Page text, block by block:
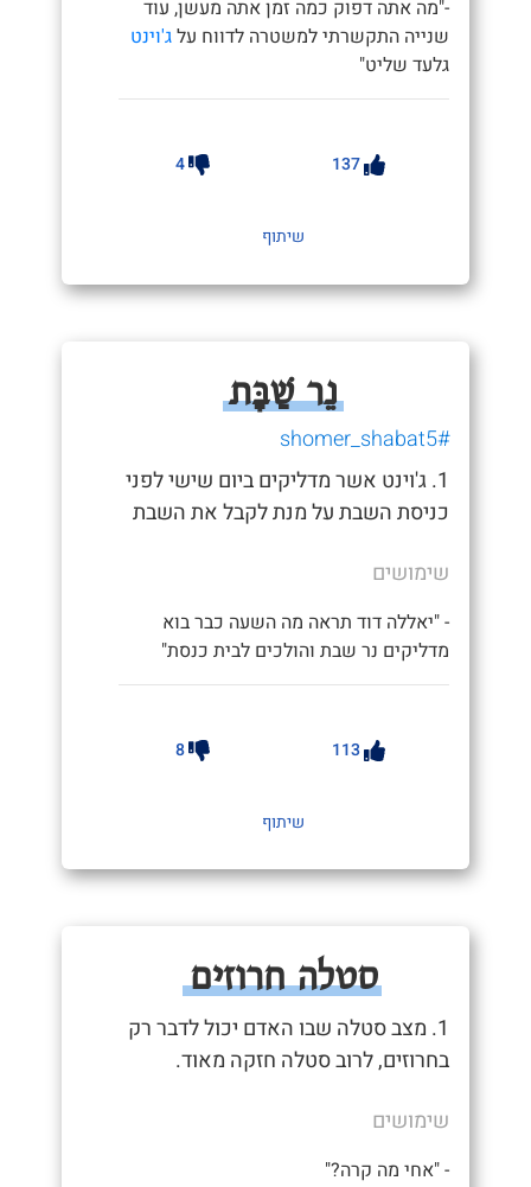
-"מה אתה דפוק כמה זמן אתה מעשן, עוד
שנייה התקשרתי למשטרה לדווח עלג'וינט
גלעד שליט"
137
4
שיתוף
נֵר שַׁבָּת
#shomer_shabat5
1. ג'וינט אשר מדליקים ביום שישי לפני
כניסת השבת על מנת לקבל את השבת
שימושים
- "יאללה דוד תראה מה השעה כבר בוא
מדליקים נר שבת והולכים לבית כנסת"
113
8
שיתוף
סטלה חרוזים
1. מצב סטלה שבו האדם יכול לדבר רק
בחרוזים, לרוב סטלה חזקה מאוד.
שימושים
- "אחי מה קרה?"